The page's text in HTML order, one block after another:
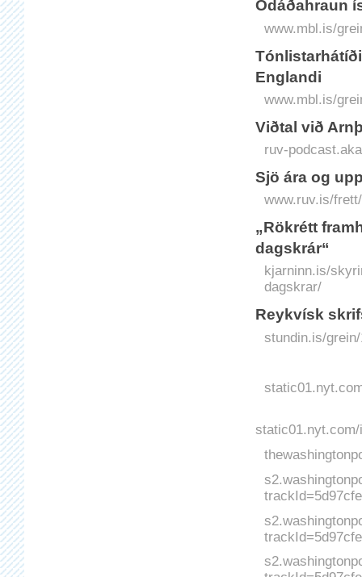
Ódáðahraun
www.mbl.is/
Englandi
www.mbl.is/
Viðtal við
ruv-
Sjö ára og
www.ruv.is/
„Rökrétt
dagskrár“
kjarninn.is/
dagskrar/
Reykvísk
stundin.is/